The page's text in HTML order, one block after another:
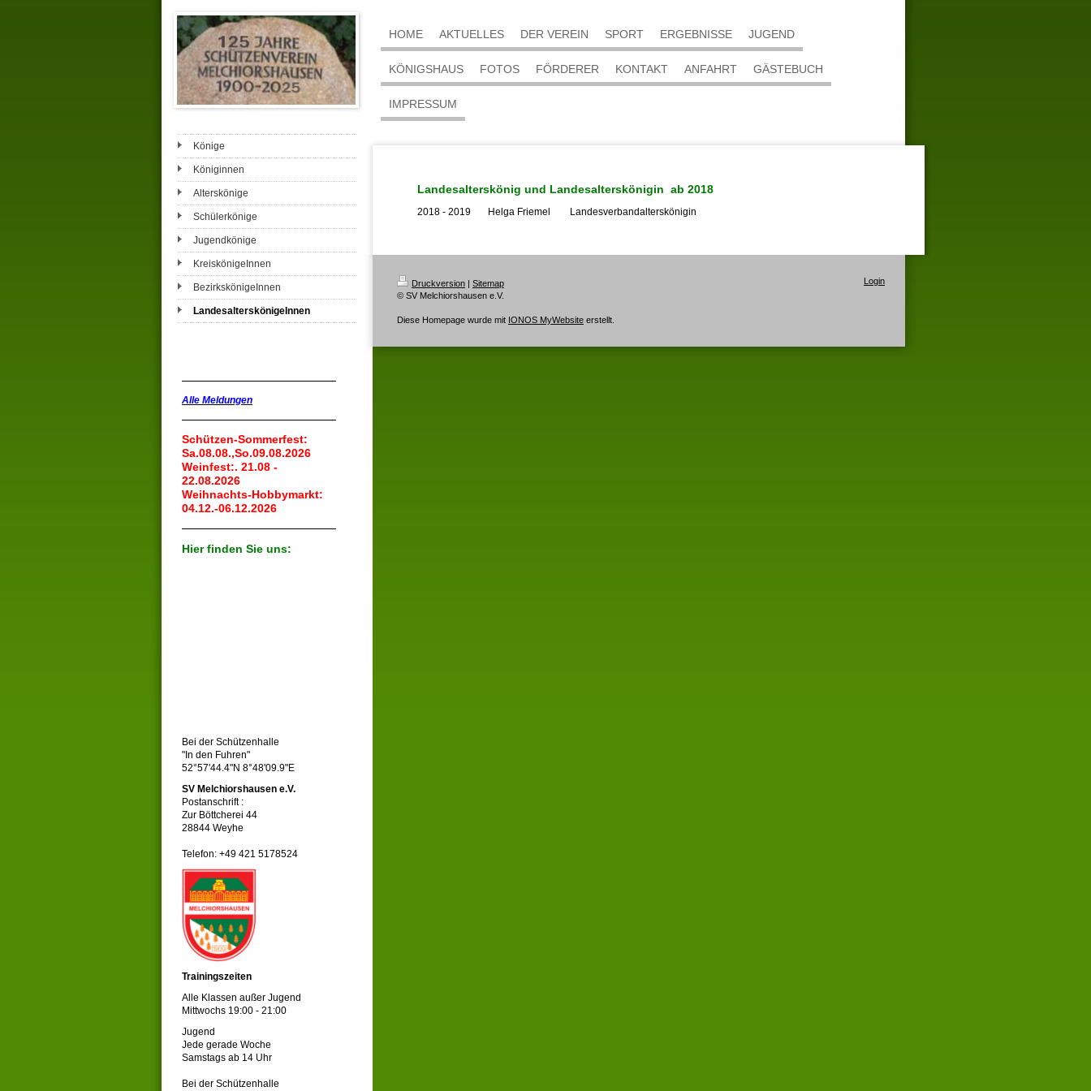
Könige
Königinnen
Alterskönige
Schülerkönige
Jugendkönige
KreiskönigeInnen
BezirkskönigeInnen
LandesalterskönigeInnen
Alle Meldungen
Schützen-Sommerfest:
Sa.08.08.,So.09.08.2026
Weinfest:. 21.08 -
22.08.2026
Weihnachts-Hobbymarkt:
04.12.-06.12.2026
Hier finden Sie uns:
Bei der Schützenhalle
"In den Fuhren"
52°57'44.4"N 8°48'09.9"E
SV Melchiorshausen e.V.
Postanschrift :
Zur Böttcherei 44
28844 Weyhe
Telefon: +49 421 5178524
Trainingszeiten
Alle Klassen außer Jugend
Mittwochs 19:00 - 21:00
Jugend
Jede gerade Woche
Samstags ab 14 Uhr
Bei der Schützenhalle
HOME AKTUELLES DER VEREIN SPORT ERGEBNISSE JUGEND
KÖNIGSHAUS FOTOS FÖRDERER KONTAKT ANFAHRT GÄSTEBUCH
IMPRESSUM
Landesalterskönig und Landesalterskönigin ab 2018
2018 - 2019 Helga Friemel Landesverbandalterskönigin
Druckversion | Sitemap
© SV Melchiorshausen e.V.
Diese Homepage wurde mit IONOS MyWebsite erstellt.
Login